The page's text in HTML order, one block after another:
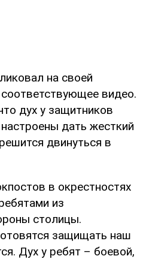
на своей
видео.
дух у защитников
дать жесткий
двинуться в
в окрестностях
из
столицы.
защищать наш
Дух у ребят – боевой,